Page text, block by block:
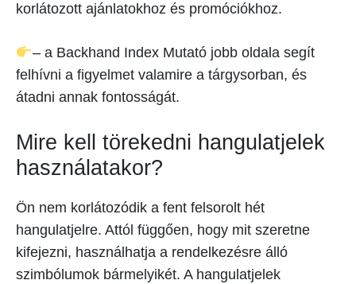
korlátozott ajánlatokhoz és promóciókhoz.
– a Backhand Index Mutató jobb oldala segít
felhívni a figyelmet valamire a tárgysorban, és
átadni annak fontosságát.
Mire kell törekedni hangulatjelek
használatakor?
Ön nem korlátozódik a fent felsorolt hét
hangulatjelre. Attól függően, hogy mit szeretne
kifejezni, használhatja a rendelkezésre álló
szimbólumok bármelyikét. A hangulatjelek